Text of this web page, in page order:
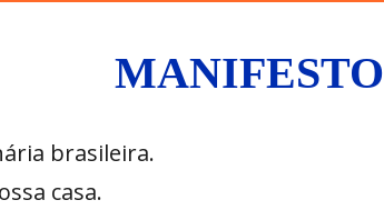
MANIFESTO
brasileira.
casa.